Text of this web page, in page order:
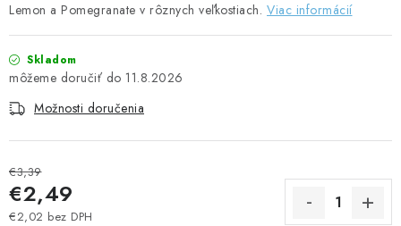
CENY A SPÔSOBY DOPRAVY
UPRATOVACIE SLUŽBY
ZAREGISTRUJTE SA
ZNAČKY
Lemon a Pomegranate v rôznych veľkostiach. Viac informácií
Skladom
11.8.2026
Možnosti doručenia
€3,39
€2,49
€2,02 bez DPH